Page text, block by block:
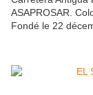
ASAPROSAR.
Fondé le 22